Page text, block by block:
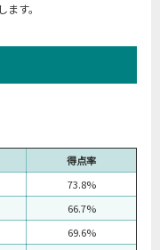
す。
得点率
73.8%
66.7%
69.6%